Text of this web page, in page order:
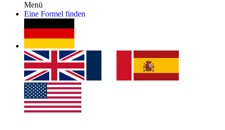
Menü
Eine Formel finden